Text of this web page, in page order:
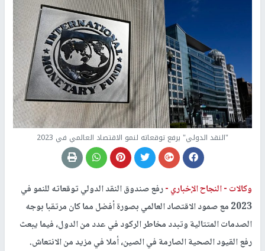
"النقد الدولي" يرفع توقعاته لنمو الاقتصاد العالمي في 2023
وكالات -النجاح الإخباري -رفع صندوق النقد الدولي توقعاته للنمو في
2023 مع صمود الاقتصاد العالمي بصورة أفضل مما كان مرتقبا بوجه
الصدمات المتتالية وتبدد مخاطر الركود في عدد من الدول، فيما يبعث
رفع القيود الصحية الصارمة في الصين، أملا في مزيد من الانتعاش.